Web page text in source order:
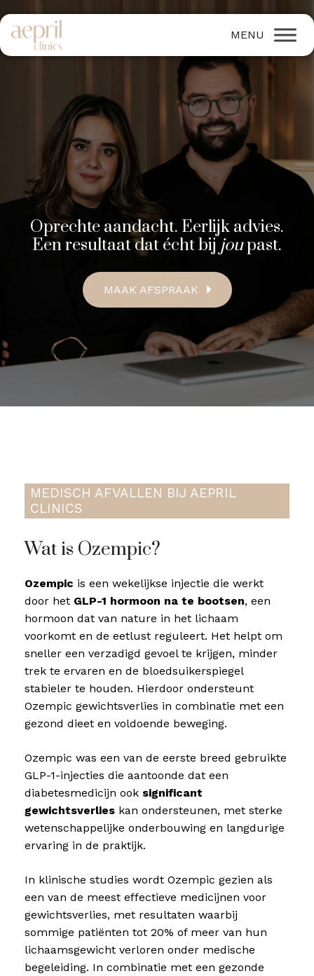
Oprechte aandacht. Eerlijk advies.
Een resultaat dat écht bij joupast.
MAAK AFSPRAAK
MEDISCH AFVALLEN BIJ AEPRIL
CLINICS
Wat is Ozempic?
Ozempic is een wekelijkse injectie die werkt
door het GLP-1 hormoon na te bootsen, een
hormoon dat van nature in het lichaam
voorkomt en de eetlust reguleert. Het helpt om
sneller een verzadigd gevoel te krijgen, minder
trek te ervaren en de bloedsuikerspiegel
stabieler te houden. Hierdoor ondersteunt
Ozempic gewichtsverlies in combinatie met een
gezond dieet en voldoende beweging.
Ozempic was een van de eerste breed gebruikte
GLP-1-injecties die aantoonde dat een
diabetesmedicijn ook significant
gewichtsverlies kan ondersteunen, met sterke
wetenschappelijke onderbouwing en langdurige
ervaring in de praktijk.
In klinische studies wordt Ozempic gezien als
een van de meest effectieve medicijnen voor
gewichtsverlies, met resultaten waarbij
sommige patiënten tot 20% of meer van hun
lichaamsgewicht verloren onder medische
begeleiding. In combinatie met een gezonde